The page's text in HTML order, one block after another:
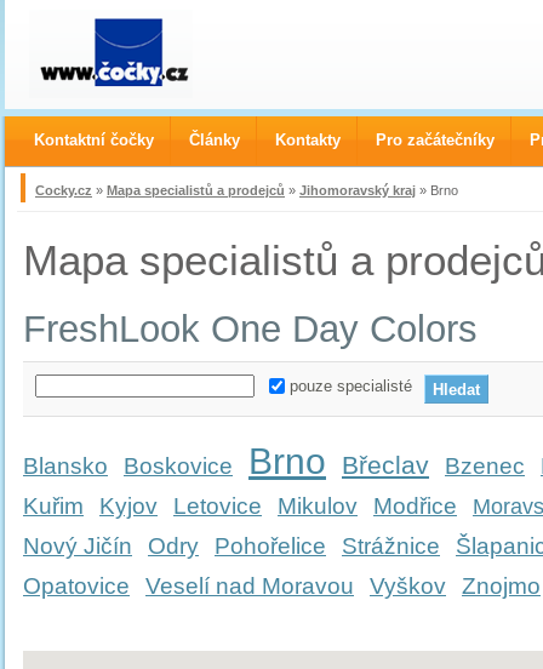
Cocky.cz » Mapa specialistů a prodejců » Jihomoravský kraj » Brno
Mapa specialistů a
FreshLook One Day Colors
pouze specialisté
Blansko Boskovice Brno Břeclav Bzenec
Kuřim
Kyjov Letovice Mikulov Modřice
Nový Jičín Odry Pohořelice Strážnice
Opatovice
Veselí nad Moravou Vyškov Znojmo
Kontaktní čočky Články Kontakty Pro začátečníky